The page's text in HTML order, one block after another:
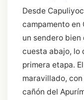
Desde
campamento en
un sendero
cuesta abajo, lo
primera etapa.
maravillado,
cañón del